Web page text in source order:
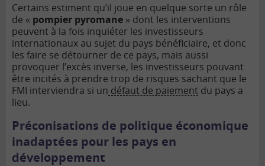
Certains estiment qu’il joue en quelque sorte un rôle
de « pompier pyromane » dont les interventions
peuvent à la fois inquiéter les investisseurs
internationaux au sujet du pays bénéficiaire, et donc
les faire se détourner de ce pays, mais aussi
provoquer l’excès inverse, les investisseurs pouvant
être incités à prendre trop de risques sachant que le
FMI interviendra si un défaut de paiement du pays a
lieu.
Préconisations de politique économique
inadaptées pour les pays en
développement